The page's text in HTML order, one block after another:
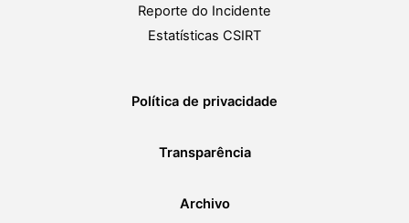
Reporte do Incidente
Estatísticas CSIRT
Política de privacidade
Transparência
Archivo